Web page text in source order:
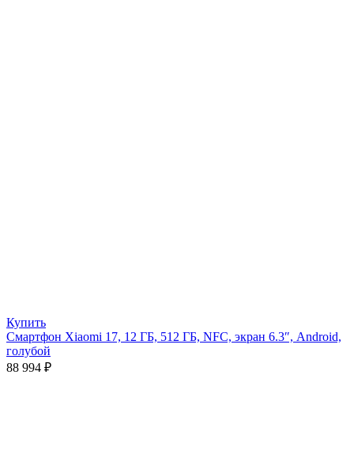
Купить
Смартфон Xiaomi 17, 12 ГБ, 512 ГБ, NFC, экран 6.3″, Android,
голубой
88 994 ₽